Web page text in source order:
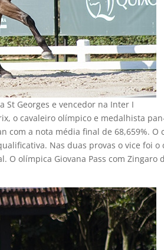
St Georges e vencedor na Inter I
o cavaleiro olímpico e medalhista
a nota média final de 68,659%. O
Nas duas provas o vice foi
O olímpica Giovana Pass com Zingaro